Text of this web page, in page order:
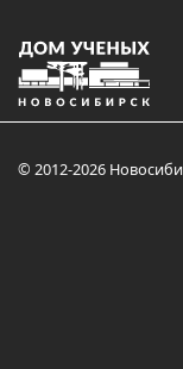
© 2012-2026